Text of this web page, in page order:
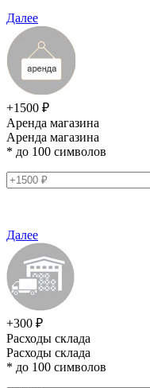
Далее
+1500 ₽
Аренда магазина
Аренда магазина
* до 100 символов
Далее
+300 ₽
Расходы склада
Расходы склада
* до 100 символов